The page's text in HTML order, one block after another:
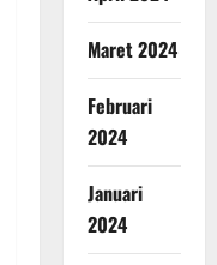
Maret 2024
Februari
2024
Januari
2024